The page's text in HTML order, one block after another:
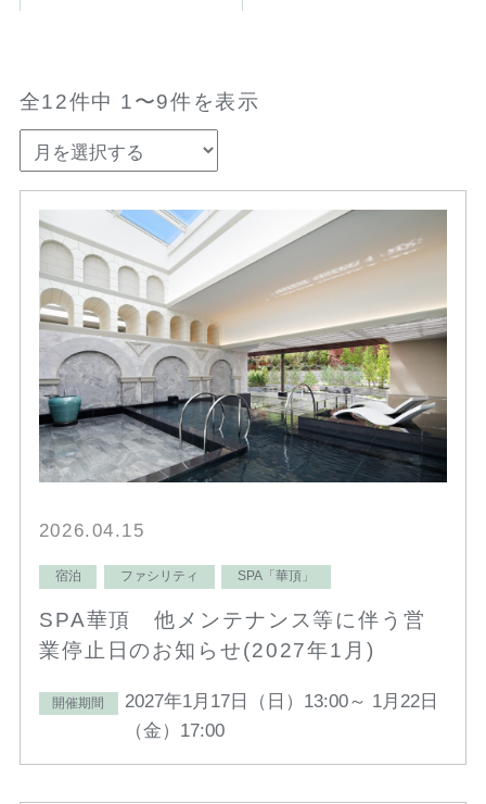
全12件中 1〜9件を表示
2026.04.15
宿泊 ファシリティ SPA「華頂」
SPA華頂 他メンテナンス等に伴う営
業停止日のお知らせ(2027年1月)
開催期間
2027年1月17日（日）13:00～ 1月22日
（金）17:00